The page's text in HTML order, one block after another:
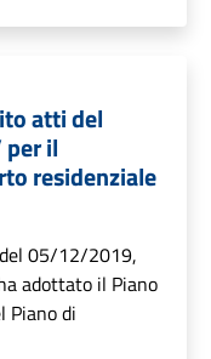
atti del
il
residenziale
05/12/2019,
adottato il Piano
Piano di